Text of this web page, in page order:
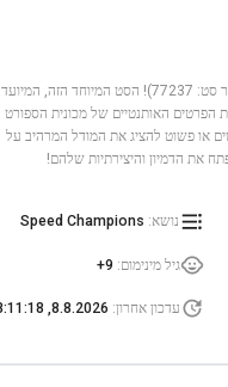
היכנסו לעולם המהירות והעוצמה עם מכונית ספורט דודג' צ'אלנג'ר SRT הלכת (מספר סט: 77237)! הסט המיוחד הזה, המיועד
מהנה ומאתגרת, עם 390 חלקים שמדמים את הפרטים האותנטיים של מכונית הספורט
או פשוט להציג את המודל המרהיב על
את הדמיון והיצירתיות שלהם!
נושא:
Speed Champions
גיל מינימום:
9+
עדכון אחרון:
8.8.2026, 18:11:18